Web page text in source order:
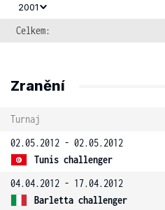
2001
Celkem:
Zranění
Turnaj
02.05.2012 - 02.05.2012
Tunis challenger
04.04.2012 - 17.04.2012
Barletta challenger